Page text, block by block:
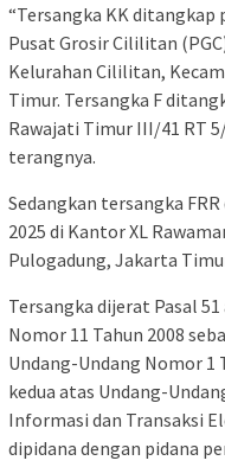
“Tersangka KK ditangkap
Pusat Grosir Cililitan
Kelurahan Cililitan,
Timur. Tersangka F
Rawajati Timur III/41 RT
terangnya.
Sedangkan tersangka
2025 di Kantor XL
Pulogadung, Jakarta
Tersangka dijerat Pasal
Nomor 11 Tahun 2008
Undang-Undang Nomor 1
kedua atas Undang-
Informasi dan Transaksi
dipidana dengan pidana